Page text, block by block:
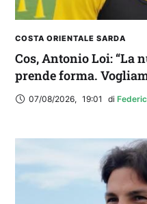
COSTA ORIENTALE SARDA
Cos, Antonio Loi: “La
prende forma.
07/08/2026, 19:01 di